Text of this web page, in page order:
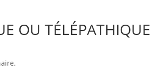
OU TÉLÉPATHIQUE